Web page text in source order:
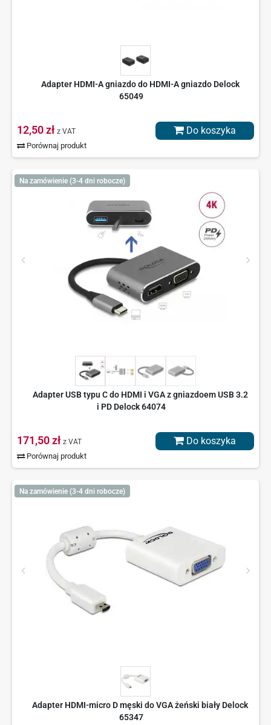
Adapter HDMI-A gniazdo do HDMI-A gniazdo Delock
65049
12,50 zł z VAT
Porównaj produkt
Do koszyka
Na zamówienie (3-4 dni robocze)
Adapter USB typu C do HDMI i VGA z gniazdoem USB 3.2
i PD Delock 64074
171,50 zł z VAT
Porównaj produkt
Do koszyka
Na zamówienie (3-4 dni robocze)
Adapter HDMI-micro D męski do VGA żeński biały Delock
65347